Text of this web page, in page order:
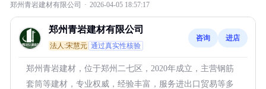
郑州青岩建材有限公司 · 2026-04-05 18:57:17
郑州青岩建材有限公司
法人:宋慧元 通过真实性核验
咨询 进店
郑州青岩建材，位于郑州二七区，2020年成立，主营钢筋
套筒等建材，专业权威，经验丰富，服务进出口贸易等多